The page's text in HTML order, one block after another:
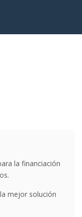
la financiación
mejor solución